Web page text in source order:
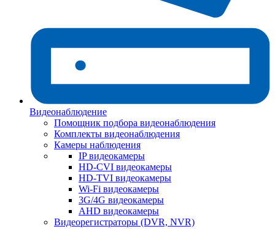
Видеонаблюдение
Помощник подбора видеонаблюдения
Комплекты видеонаблюдения
Камеры наблюдения
IP видеокамеры
HD-CVI видеокамеры
HD-TVI видеокамеры
Wi-Fi видеокамеры
3G/4G видеокамеры
AHD видеокамеры
Видеорегистраторы (DVR, NVR)